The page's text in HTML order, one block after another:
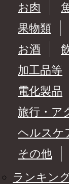
お肉
果物類
お酒
加工品等
電化製品
旅行・ア
ヘルスケ
その他
ランキン